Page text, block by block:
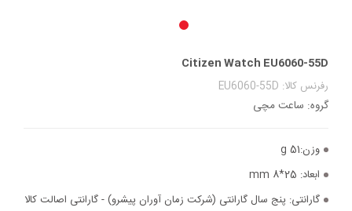
Citizen Watch EU6060-55D
رفرنس کالا: EU6060-55D
گروه: ساعت مچی
وزن:51 g
ابعاد:
گارانتی: پنج سال گارانتی (شرکت زمان آوران پیشرو) - گارانتی اصالت کالا